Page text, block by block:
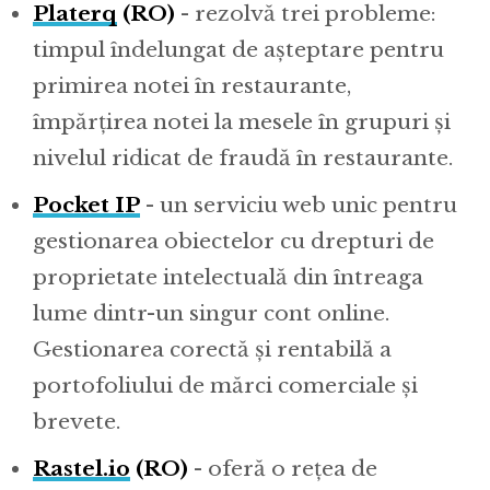
Platerq (RO) - rezolvă trei probleme:
timpul îndelungat de așteptare pentru
primirea notei în restaurante,
împărțirea notei la mesele în grupuri și
nivelul ridicat de fraudă în restaurante.
Pocket IP - un serviciu web unic pentru
gestionarea obiectelor cu drepturi de
proprietate intelectuală din întreaga
lume dintr-un singur cont online.
Gestionarea corectă și rentabilă a
portofoliului de mărci comerciale și
brevete.
Rastel.io (RO) - oferă o rețea de